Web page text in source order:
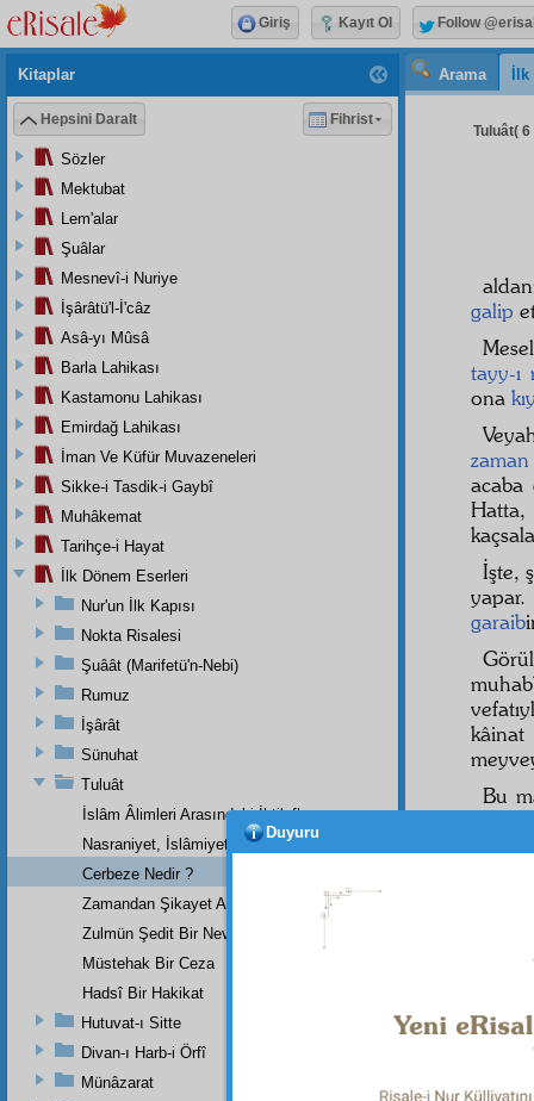
Arama
Tuluât( 6
galip
tayy-ı
ona
zaman
İşte,
garaib
kâinat
Bu
Kitaplar
Hepsini Daralt Fihrist
Sözler
Mektubat
Lem'alar
Şuâlar
Mesnevî-i Nuriye
İşârâtü'l-İ'câz
Asâ-yı Mûsâ
Barla Lahikası
Kastamonu Lahikası
Emirdağ Lahikası
İman Ve Küfür Muvazeneleri
Sikke-i Tasdik-i Gaybî
Muhâkemat
Tarihçe-i Hayat
İlk Dönem Eserleri
Nur'un İlk Kapısı
Nokta Risalesi
Şuâât (Marifetü'n-Nebi)
Rumuz
İşârât
Sünuhat
Tuluât
İslâm Âlimleri Arasındaki İhtilaflar
Nasraniyet, İslâmiyetin İnkişafına Bundan Sonra Mâni
Cerbeze Nedir ?
Zamandan Şikayet Allah'ın San'atına İtiraz Olmaz mı ?
Zulmün Şedit Bir Nev'i
Müstehak Bir Ceza
Hadsî Bir Hakikat
Hutuvat-ı Sitte
Divan-ı Harb-i Örfî
Münâzarat
Giriş Kayıt Ol Follow
Duyuru